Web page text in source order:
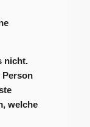
nicht.
Person
welche